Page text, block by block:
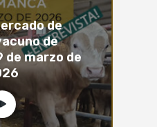
de
de
de marzo de